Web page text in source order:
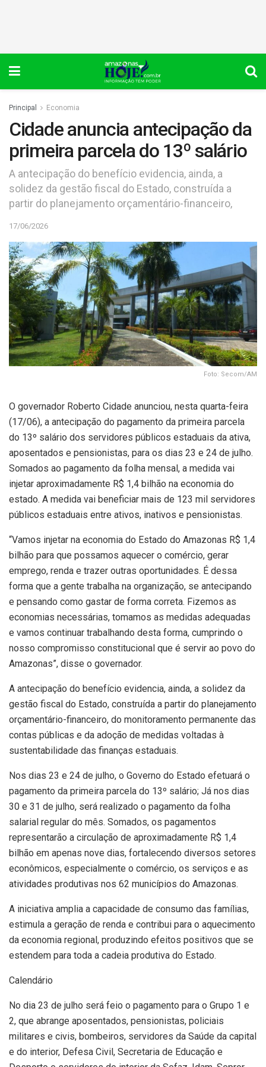
Principal Economia
Cidade anuncia antecipação da
primeira parcela do 13º salário
A antecipação do benefício evidencia, ainda, a
solidez da gestão fiscal do Estado, construída a
partir do planejamento orçamentário-financeiro,
17/06/2026
Foto: Secom/AM
O governador Roberto Cidade anunciou, nesta quarta-feira
(17/06), a antecipação do pagamento da primeira parcela
do 13º salário dos servidores públicos estaduais da ativa,
aposentados e pensionistas, para os dias 23 e 24 de julho.
Somados ao pagamento da folha mensal, a medida vai
injetar aproximadamente R$ 1,4 bilhão na economia do
estado. A medida vai beneficiar mais de 123 mil servidores
públicos estaduais entre ativos, inativos e pensionistas.
“Vamos injetar na economia do Estado do Amazonas R$ 1,4
bilhão para que possamos aquecer o comércio, gerar
emprego, renda e trazer outras oportunidades. É dessa
forma que a gente trabalha na organização, se antecipando
e pensando como gastar de forma correta. Fizemos as
economias necessárias, tomamos as medidas adequadas
e vamos continuar trabalhando desta forma, cumprindo o
nosso compromisso constitucional que é servir ao povo do
Amazonas”, disse o governador.
A antecipação do benefício evidencia, ainda, a solidez da
gestão fiscal do Estado, construída a partir do planejamento
orçamentário-financeiro, do monitoramento permanente das
contas públicas e da adoção de medidas voltadas à
sustentabilidade das finanças estaduais.
Nos dias 23 e 24 de julho, o Governo do Estado efetuará o
pagamento da primeira parcela do 13º salário; Já nos dias
30 e 31 de julho, será realizado o pagamento da folha
salarial regular do mês. Somados, os pagamentos
representarão a circulação de aproximadamente R$ 1,4
bilhão em apenas nove dias, fortalecendo diversos setores
econômicos, especialmente o comércio, os serviços e as
atividades produtivas nos 62 municípios do Amazonas.
A iniciativa amplia a capacidade de consumo das famílias,
estimula a geração de renda e contribui para o aquecimento
da economia regional, produzindo efeitos positivos que se
estendem para toda a cadeia produtiva do Estado.
Calendário
No dia 23 de julho será feio o pagamento para o Grupo 1 e
2, que abrange aposentados, pensionistas, policiais
militares e civis, bombeiros, servidores da Saúde da capital
e do interior, Defesa Civil, Secretaria de Educação e